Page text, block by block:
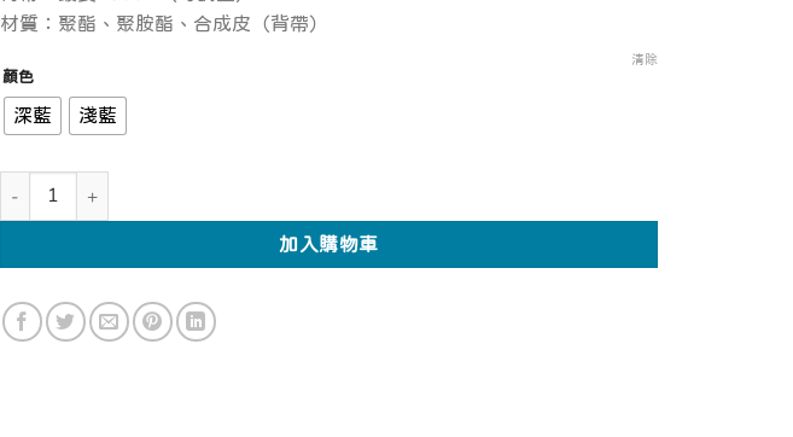
材質：聚酯、聚胺酯、合成皮（背帶）
顏色
深藍 淺藍
清除
ROOTOTE 富士山 兩用針織包 數量
加入購物車